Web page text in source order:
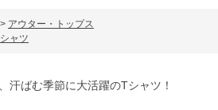
> アウター・トップス
ャツ
汗ばむ季節に大活躍のTシャツ！